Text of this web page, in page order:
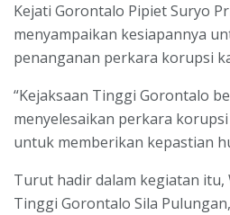
Kejati Gorontalo Pipiet Suryo
menyampaikan kesiapannya
penanganan perkara korupsi
“Kejaksaan Tinggi Gorontalo
menyelesaikan perkara
untuk memberikan kepastian
Turut hadir dalam kegiatan itu,
Tinggi Gorontalo Sila